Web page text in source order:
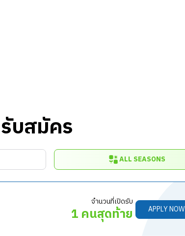
บสมัคร
ALL SEASONS
จำนวนที่เปิดรับ
1 คนสุดท้าย APPLY NOW